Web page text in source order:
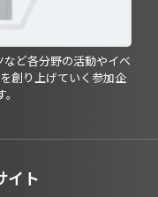
ど各分野の活動やイベ
創り上げていく参加企
イト